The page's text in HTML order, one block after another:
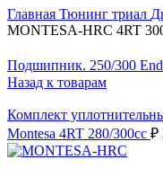
Главная Тюнинг триал
MONTESA-HRC 4RT
Подшипник. 250/300
Назад к товарам
Комплект
Montesa 4RT 280/300cc ₽